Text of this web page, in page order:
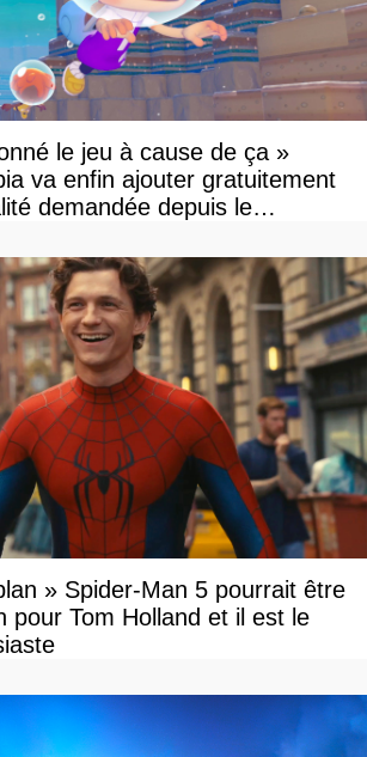
le jeu à cause de ça »
va enfin ajouter gratuitement
demandée depuis le
» Spider-Man 5 pourrait être
Tom Holland et il est le